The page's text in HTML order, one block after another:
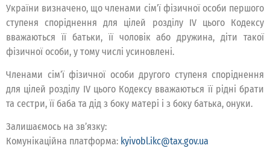
України визначено, що членами сім’ї фізичної особи першого
ступеня споріднення для цілей розділу IV цього Кодексу
вважаються її батьки, її чоловік або дружина, діти такої
фізичної особи, у тому числі усиновлені.
Членами сім’ї фізичної особи другого ступеня споріднення
для цілей розділу IV цього Кодексу вважаються її рідні брати
та сестри, її баба та дід з боку матері і з боку батька, онуки.
Залишаємось на зв’язку:
Комунікаційна платформа: kyivobl.ikc@tax.gov.ua